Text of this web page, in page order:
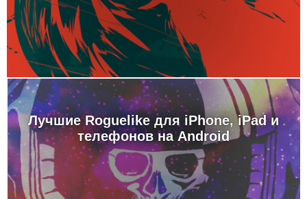
Лучшие Roguelike для iPhone, iPad и
телефонов на Android